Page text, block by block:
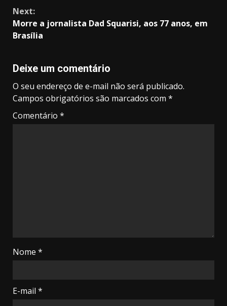
Next:
Morre a jornalista Dad Squarisi, aos 77 anos, em
Brasília
Deixe um comentário
O seu endereço de e-mail não será publicado.
Campos obrigatórios são marcados com *
Comentário *
Nome *
E-mail *